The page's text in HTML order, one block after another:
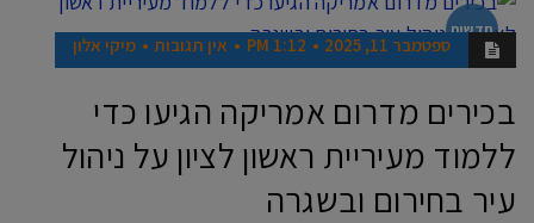
חדשות
ספטמבר 11, 2025 1:12 PM אין תגובות מיקי אלון
בכירים מדרום אמריקה הגיעו כדי
ללמוד מעיריית ראשון לציון על ניהול
עיר בחירום ובשגרה